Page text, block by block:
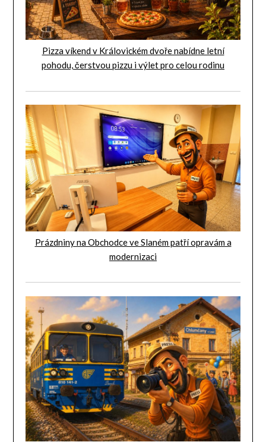
Pizza víkend v Královickém dvoře nabídne letní
pohodu, čerstvou pizzu i výlet pro celou rodinu
Prázdniny na Obchodce ve Slaném patří opravám a
modernizaci